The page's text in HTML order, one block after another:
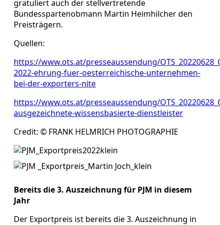
gratuliert auch der stellvertretende
Bundesspartenobmann Martin Heimhilcher den
Preisträgern.
Quellen:
https://www.ots.at/presseaussendung/
2022-ehrung-fuer-oesterreichische-unternehmen-
bei-der-exporters-nite
https://www.ots.at/presseaussendung/
ausgezeichnete-wissensbasierte-dienstleister
Credit: © FRANK HELMRICH PHOTOGRAPHIE
Bereits die 3. Auszeichnung für PJM in diesem
Jahr
Der Exportpreis ist bereits die 3. Auszeichnung in